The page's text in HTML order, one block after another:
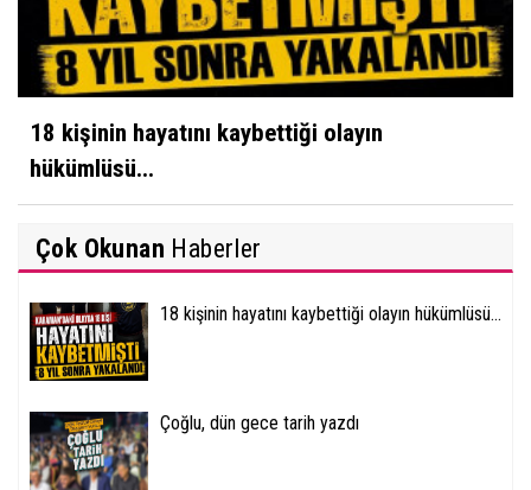
18 kişinin hayatını kaybettiği olayın
hükümlüsü...
Çok Okunan Haberler
18 kişinin hayatını kaybettiği olayın hükümlüsü...
Çoğlu, dün gece tarih yazdı